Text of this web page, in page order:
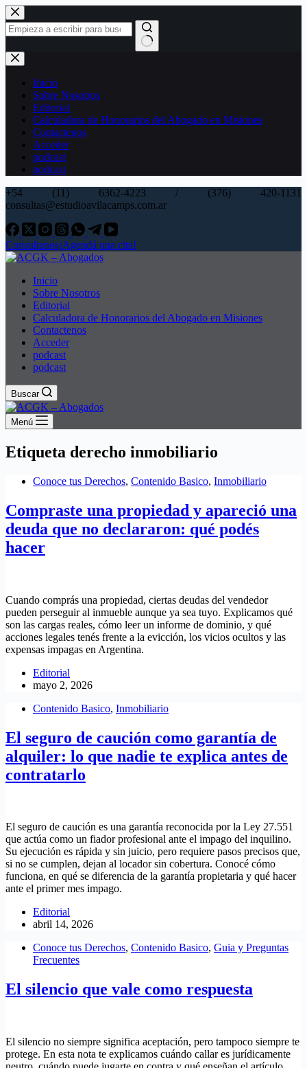
Saltar
al
contenido
Sin
resultados
Inicio
Sobre Nosotros
Editorial
Calculadora de Honorarios del Abogado en Misiones
Contactenos
Acceder
podcast
podcast
+54 (11) 6362-4223 / (376) 420-1131
consultas@estudioavilacamps.com.ar
Consultanos¡Agendá una cita!
Inicio
Sobre Nosotros
Editorial
Calculadora de Honorarios del Abogado en Misiones
Contactenos
Acceder
podcast
podcast
Buscar
Menú
Etiqueta derecho inmobiliario
Conoce tus Derechos, Contenido Basico, Inmobiliario
Compraste una propiedad y apareció una
deuda que no declararon: qué podés
hacer
Cuando comprás una propiedad, ciertas deudas del vendedor
pueden perseguir al inmueble aunque ya sea tuyo. Explicamos qué
son las cargas reales, cómo leer un informe de dominio, y qué
acciones legales tenés frente a la evicción, los vicios ocultos y las
expensas impagas en Argentina.
Editorial
mayo 2, 2026
Contenido Basico, Inmobiliario
El seguro de caución como garantía de
alquiler: lo que nadie te explica antes de
contratarlo
El seguro de caución es una garantía reconocida por la Ley 27.551
que actúa como un fiador profesional ante el impago del inquilino.
Su ejecución es rápida y sin juicio, pero requiere pasos precisos que,
si no se cumplen, dejan al locador sin cobertura. Conocé cómo
funciona, en qué se diferencia de la garantía propietaria y qué hacer
ante el primer mes impago.
Editorial
abril 14, 2026
Conoce tus Derechos, Contenido Basico, Guia y Preguntas
Frecuentes
El silencio que vale como respuesta
El silencio no siempre significa aceptación, pero tampoco siempre te
protege. En esta nota te explicamos cuándo callar es jurídicamente